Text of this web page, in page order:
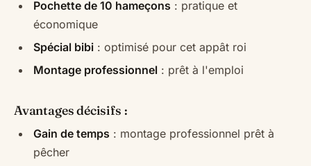
Pochette de 10 hameçons : pratique et
économique
Spécial bibi : optimisé pour cet appât roi
Montage professionnel : prêt à l'emploi
Avantages décisifs :
Gain de temps : montage professionnel prêt à
pêcher